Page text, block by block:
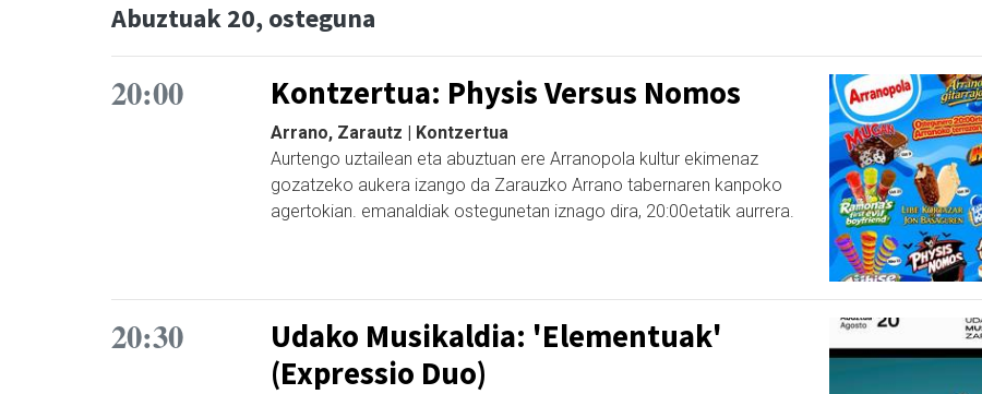
Abuztuak 20, osteguna
20:00 Kontzertua: Physis Versus Nomos
Arrano, Zarautz | Kontzertua
Aurtengo uztailean eta abuztuan ere Arranopola kultur ekimenaz
gozatzeko aukera izango da Zarauzko Arrano tabernaren kanpoko
agertokian. emanaldiak ostegunetan iznago dira, 20:00etatik aurrera.
20:30
Udako Musikaldia: 'Elementuak'
(Expressio Duo)